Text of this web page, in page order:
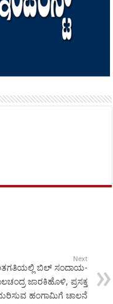
Next
ಬಿಲ್ ಸಂದಾಯ-
ಜಾರಕಿಹೊಳಿ, ಪ್ರಸಕ್ತ
ನುರಿಸುವ ಹಂಗಾಮಿಗೆ ಚಾಲನೆ